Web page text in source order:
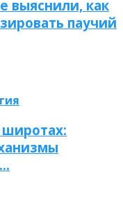
выяснили, как
паучий